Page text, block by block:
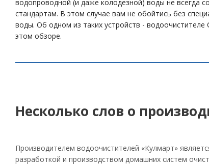
водопроводной (и даже колодезной) воды не всегда
стандартам. В этом случае вам не обойтись без
воды. Об одном из таких устройств - водоочистителе
этом обзоре.
Несколько слов о
Производителем водоочистителей «Кулмарт»
разработкой и производством домашних систем